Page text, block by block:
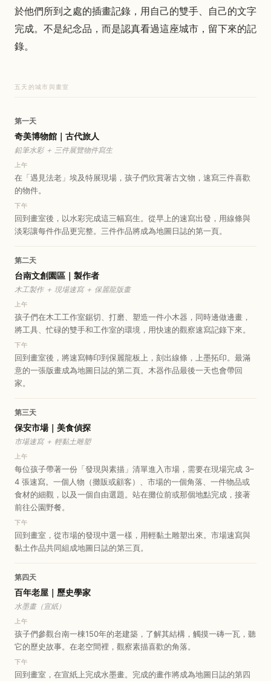
於他們所到之處的插畫記錄，用自己的雙手、自己的文字
完成。不是紀念品，而是認真看過這座城市，留下來的記
錄。
五天的城市與畫室
第一天
奇美博物館｜古代旅人
鉛筆水彩 ＋ 三件展覽物件寫生
上午
在「遇見法老」埃及特展現場，孩子們欣賞著古文物，速寫三件喜歡
的物件。
下午
回到畫室後，以水彩完成這三幅寫生。從早上的速寫出發，用線條與
淡彩讓每件作品更完整。三件作品將成為地圖日誌的第一頁。
第二天
台南文創園區｜製作者
木工製作 ＋ 現場速寫 ＋ 保麗龍版畫
上午
孩子們在木工工作室鋸切、打磨、塑造一件小木器，同時邊做邊畫，
將工具、忙碌的雙手和工作室的環境，用快速的觀察速寫記錄下來。
下午
回到畫室後，將速寫轉印到保麗龍板上，刻出線條，上墨拓印。最滿
意的一張版畫成為地圖日誌的第二頁。木器作品最後一天也會帶回
家。
第三天
保安市場｜美食偵探
市場速寫 ＋ 輕黏土雕塑
上午
每位孩子帶著一份「發現與素描」清單進入市場，需要在現場完成 3–
4 張速寫。一個人物（攤販或顧客）、市場的一個角落、一件物品或
食材的細觀，以及一個自由選題。站在攤位前或那個地點完成，接著
前往公園野餐。
下午
回到畫室，從市場的發現中選一樣，用輕黏土雕塑出來。市場速寫與
黏土作品共同組成地圖日誌的第三頁。
第四天
百年老屋｜歷史學家
水墨畫（宣紙）
上午
孩子們參觀台南一棟150年的老建築，了解其結構，觸摸一磚一瓦，聽
它的歷史故事。在老空間裡，觀察素描喜歡的角落。
下午
回到畫室，在宣紙上完成水墨畫。完成的畫作將成為地圖日誌的第四